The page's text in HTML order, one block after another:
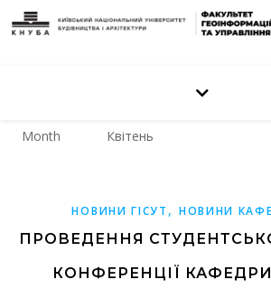
Month Квітень
НОВИНИ ГІСУТ , НОВИНИ
ПРОВЕДЕННЯ
КОНФЕРЕНЦІЇ